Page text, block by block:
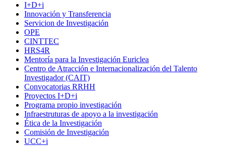
I+D+i
Innovación y Transferencia
Servicion de Investigación
OPE
CINTTEC
HRS4R
Mentoría para la Investigación Euriclea
Centro de Atracción e Internacionalización del Talento
Investigador (CAIT)
Convocatorias RRHH
Proyectos I+D+i
Programa propio investigación
Infraestruturas de apoyo a la investigación
Ética de la Investigación
Comisión de Investigación
UCC+i